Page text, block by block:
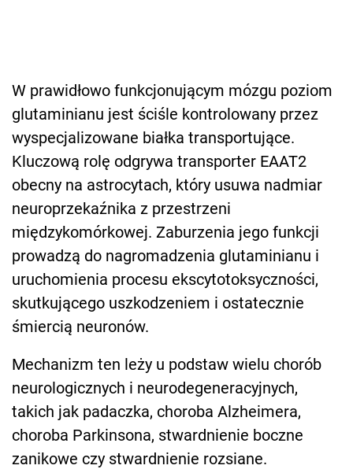
W prawidłowo funkcjonującym mózgu poziom
glutaminianu jest ściśle kontrolowany przez
wyspecjalizowane białka transportujące.
Kluczową rolę odgrywa transporter EAAT2
obecny na astrocytach, który usuwa nadmiar
neuroprzekaźnika z przestrzeni
międzykomórkowej. Zaburzenia jego funkcji
prowadzą do nagromadzenia glutaminianu i
uruchomienia procesu ekscytotoksyczności,
skutkującego uszkodzeniem i ostatecznie
śmiercią neuronów.
Mechanizm ten leży u podstaw wielu chorób
neurologicznych i neurodegeneracyjnych,
takich jak padaczka, choroba Alzheimera,
choroba Parkinsona, stwardnienie boczne
zanikowe czy stwardnienie rozsiane.